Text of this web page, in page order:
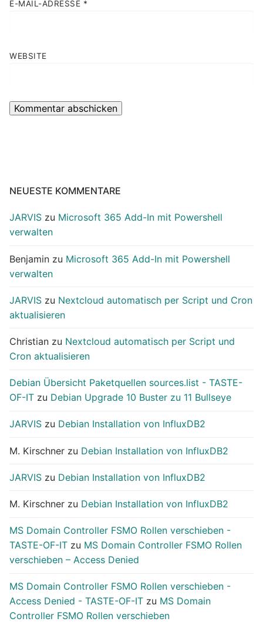
E-MAIL-ADRESSE *
WEBSITE
NEUESTE KOMMENTARE
JARVIS zu Microsoft 365 Add-In mit Powershell
verwalten
Benjamin zu Microsoft 365 Add-In mit Powershell
verwalten
JARVIS zu Nextcloud automatisch per Script und Cron
aktualisieren
Christian zu Nextcloud automatisch per Script und
Cron aktualisieren
Debian Übersicht Paketquellen sources.list - TASTE-
OF-IT zu Debian Upgrade 10 Buster zu 11 Bullseye
JARVIS zu Debian Installation von InfluxDB2
M. Kirschner zu Debian Installation von InfluxDB2
JARVIS zu Debian Installation von InfluxDB2
M. Kirschner zu Debian Installation von InfluxDB2
MS Domain Controller FSMO Rollen verschieben -
TASTE-OF-IT zu MS Domain Controller FSMO Rollen
verschieben – Access Denied
MS Domain Controller FSMO Rollen verschieben -
Access Denied - TASTE-OF-IT zu MS Domain
Controller FSMO Rollen verschieben